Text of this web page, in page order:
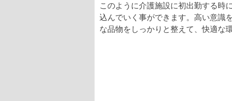
このように介護施設に初出勤する時
込んでいく事ができます。高い意識
な品物をしっかりと整えて、快適な